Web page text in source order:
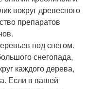
вокруг древесного
препаратов
под снегом.
снегопада,
каждого дерева,
Если в вашей